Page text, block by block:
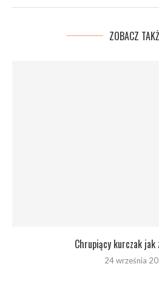
ZOBACZ
Chrupiący kurczak jak
24 września